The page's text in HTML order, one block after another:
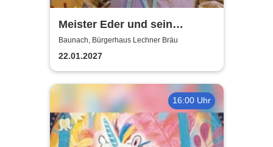
Meister Eder und sein
Pumuckl
Baunach, Bürgerhaus Lechner Bräu
22.01.2027
16:00 Uhr